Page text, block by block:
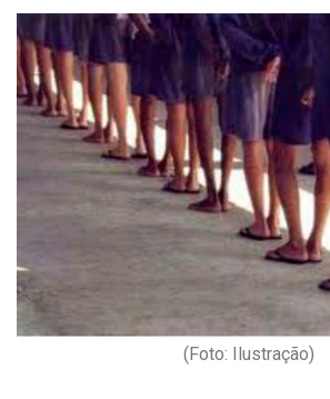
(Foto: Ilustração)